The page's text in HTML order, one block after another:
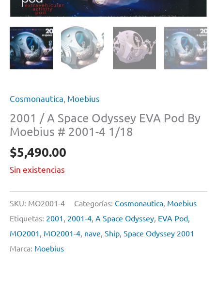
Cosmonautica, Moebius
2001 / A Space Odyssey EVA Pod By
Moebius # 2001-4 1/18
$5,490.00
Sin existencias
SKU: MO2001-4 Categorías: Cosmonautica Moebius
Etiquetas: 2001 2001-4 A Space Odyssey EVA Pod
MO2001 MO2001-4 nave Ship Space Odyssey 2001
Marca: Moebius